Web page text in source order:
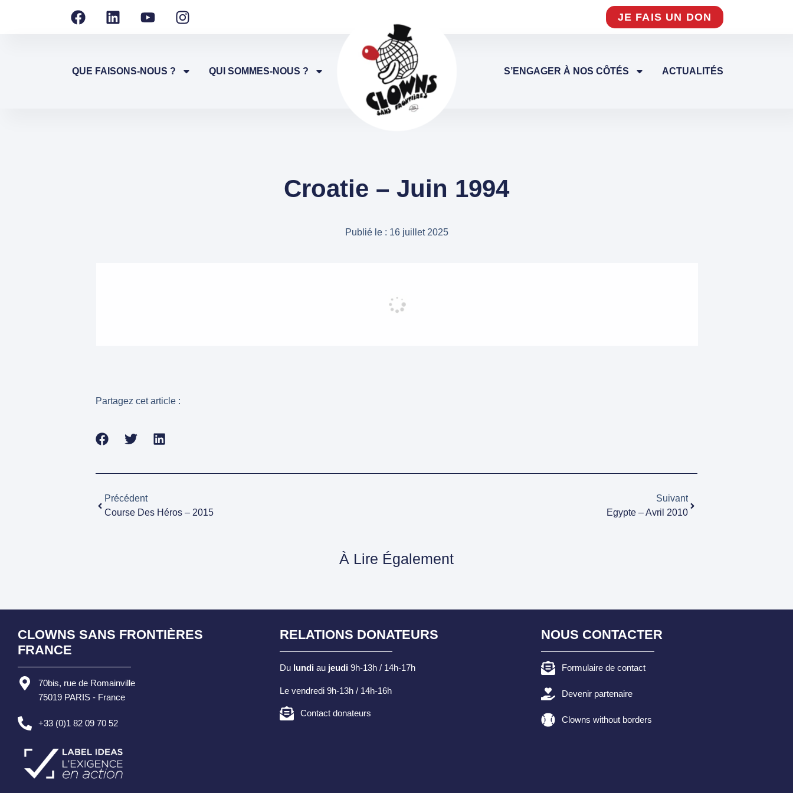
JE FAIS UN DON
QUE FAISONS-NOUS ? QUI SOMMES-NOUS ? S’ENGAGER À NOS CÔTÉS ACTUALITÉS
Croatie – Juin 1994
Publié le : 16 juillet 2025
Partagez cet article :
Précédent
Course Des Héros – 2015
Suivant
Egypte – Avril 2010
À Lire Également
CLOWNS SANS FRONTIÈRES
FRANCE
70bis, rue de Romainville
75019 PARIS - France
+33 (0)1 82 09 70 52
RELATIONS DONATEURS
Du lundiau jeudi9h-13h / 14h-17h
Le vendredi 9h-13h / 14h-16h
Contact donateurs
NOUS CONTACTER
Formulaire de contact
Devenir partenaire
Clowns without borders